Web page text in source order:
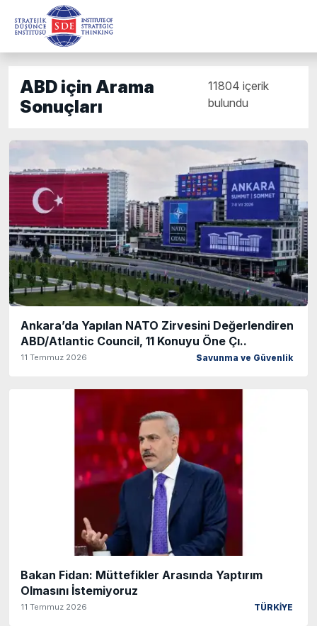
ABD için Arama
Sonuçları
11804 içerik
bulundu
Ankara’da Yapılan NATO Zirvesini Değerlendiren
ABD/Atlantic Council, 11 Konuyu Öne Çı..
11 Temmuz 2026 Savunma ve Güvenlik
Bakan Fidan: Müttefikler Arasında Yaptırım
Olmasını İstemiyoruz
11 Temmuz 2026 TÜRKİYE